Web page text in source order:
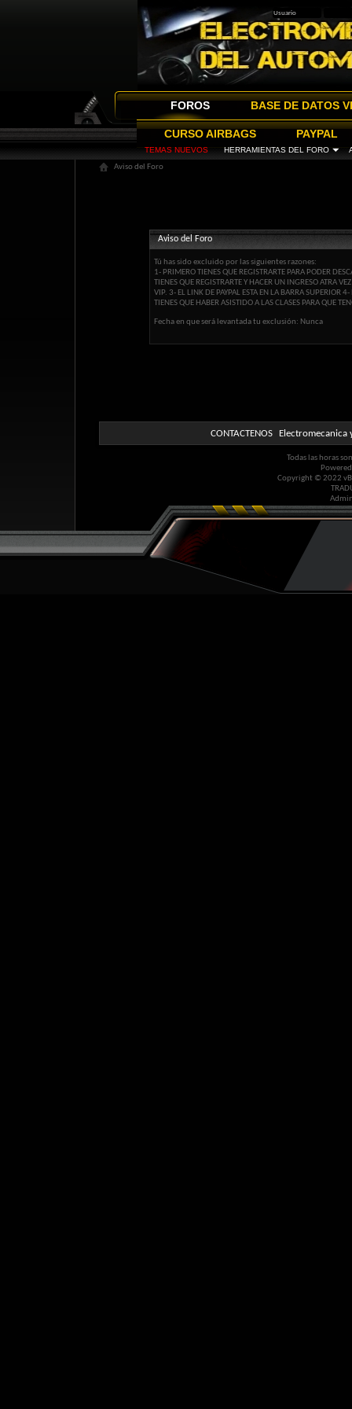
FOROS
TEMAS NUEVOS HERRAMIENTAS DEL FORO
BASE DE DATOS
CURSO AIRBAGS PAYPAL
Aviso del Foro
Aviso del Foro
Tú has sido excluido por las siguientes razones:
1- PRIMERO TIENES QUE REGISTRARTE PARA PODER
TIENES QUE REGISTRARTE Y HACER UN INGRESO ATRA
VIP. 3- EL LINK DE PAYPAL ESTA EN LA BARRA SUPERIOR
TIENES QUE HABER ASISTIDO A LAS CLASES PARA QUE
Fecha en que será levantada tu exclusión: Nunca
CONTACTENOS Electromecanica
Todas las horas
Copyright © 2022